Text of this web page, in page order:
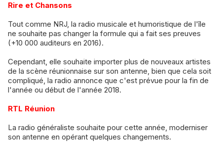
Rire et Chansons
Tout comme NRJ, la radio musicale et humoristique de l'île
ne souhaite pas changer la formule qui a fait ses preuves
(+10 000 auditeurs en 2016).
​Cependant, elle souhaite importer plus de nouveaux artistes
de la scène réunionnaise sur son antenne, bien que cela soit
compliqué, la radio annonce que c'est prévue pour la fin de
l'année ou début de l'année 2018.
RTL Réunion
​La radio généraliste souhaite pour cette année, moderniser
son antenne en opérant quelques changements.